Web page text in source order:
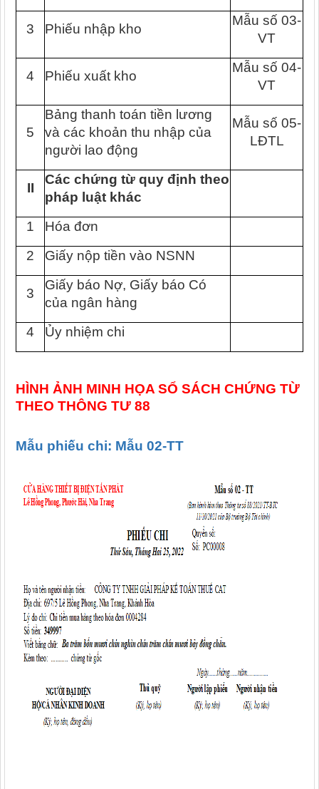
3 Phiếu nhập kho
Mẫu số 03-
VT
4 Phiếu xuất kho
Mẫu số 04-
VT
5
Bảng thanh toán tiền lương
và các khoản thu nhập của
người lao động
Mẫu số 05-
LĐTL
II
Các chứng từ quy định theo
pháp luật khác
1
Hóa đơn
2
Giấy nộp tiền vào NSNN
3
Giấy báo Nợ, Giấy báo Có
của ngân hàng
4
Ủy nhiệm chi
HÌNH ẢNH MINH HỌA SỔ SÁCH CHỨNG TỪ
THEO THÔNG TƯ 88
Mẫu phiếu chi: Mẫu 02-TT